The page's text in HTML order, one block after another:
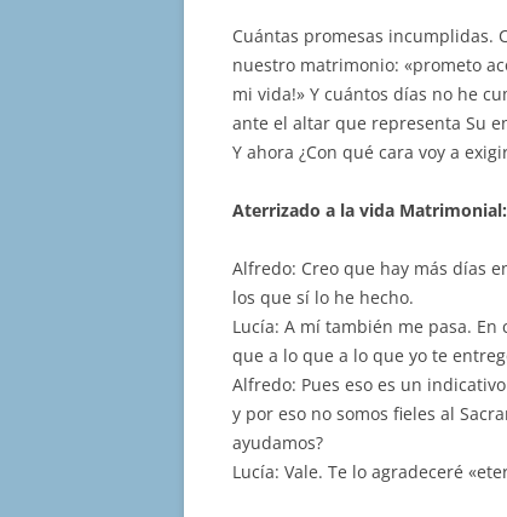
Cuántas promesas incumplidas.
nuestro matrimonio: «prometo
mi vida!» Y cuántos días no he
ante el altar que representa Su
Y ahora ¿Con qué cara voy a
Aterrizado a la vida Matrimonial:
Alfredo: Creo que hay más días
los que sí lo he hecho.
Lucía: A mí también me pasa.
que a lo que a lo que yo te
Alfredo: Pues eso es un
y por eso no somos fieles al
ayudamos?
Lucía: Vale. Te lo agradeceré